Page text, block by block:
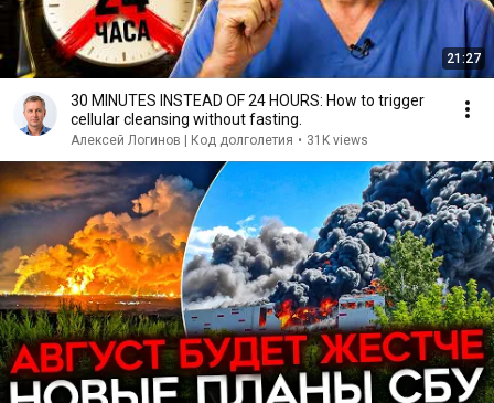
21:27
30 MINUTES INSTEAD OF 24 HOURS: How to trigger
cellular cleansing without fasting.
Алексей Логинов | Код долголетия • 31K views